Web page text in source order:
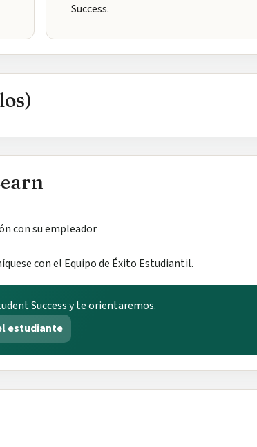
Success.
con su empleador
con el Equipo de Éxito Estudiantil.
Success y te orientaremos.
estudiante